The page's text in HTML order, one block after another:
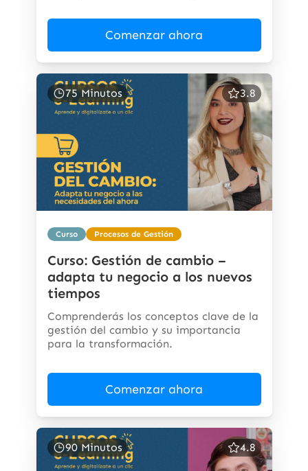
Comenzar ahora
75 Minutos 3.8
Curso Procesos de Gestión
Curso: Gestión de cambio –
adapta tu negocio a los nuevos
tiempos
Comprenderás los conceptos clave de la
gestión del cambio y su importancia
para la transformación.
Comenzar ahora
90 Minutos 4.8